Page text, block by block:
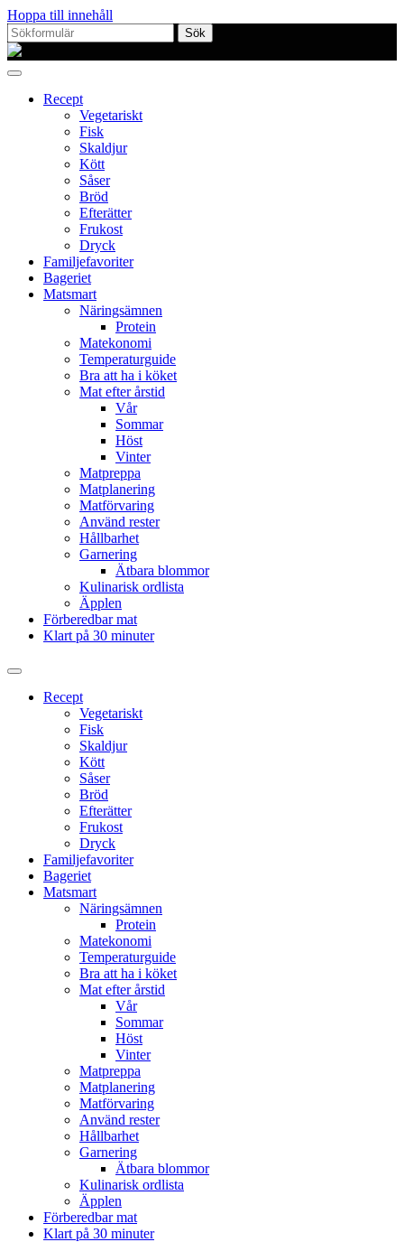
Hoppa till innehåll
Sök
efter:Proppmätt
Recept
Vegetariskt
Fisk
Skaldjur
Kött
Såser
Bröd
Efterätter
Frukost
Dryck
Familjefavoriter
Bageriet
Matsmart
Näringsämnen
Protein
Matekonomi
Temperaturguide
Bra att ha i köket
Mat efter årstid
Vår
Sommar
Höst
Vinter
Matpreppa
Matplanering
Matförvaring
Använd rester
Hållbarhet
Garnering
Ätbara blommor
Kulinarisk ordlista
Äpplen
Förberedbar mat
Klart på 30 minuter
Slå
sökfältRecept
Vegetariskt
Fisk
Skaldjur
Kött
Såser
Bröd
Efterätter
Frukost
Dryck
Familjefavoriter
Bageriet
Matsmart
Näringsämnen
Protein
Matekonomi
Temperaturguide
Bra att ha i köket
Mat efter årstid
Vår
Sommar
Höst
Vinter
Matpreppa
Matplanering
Matförvaring
Använd rester
Hållbarhet
Garnering
Ätbara blommor
Kulinarisk ordlista
Äpplen
Förberedbar mat
Klart på 30 minuter